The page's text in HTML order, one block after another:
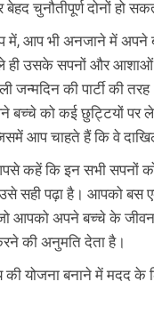
को व्यक्तिगत वित्त के बारे में
चुनौतीपूर्ण दोनों हो
में, आप भी अनजाने में अपने
ही उसके सपनों और
जन्मदिन की पार्टी की
बच्चे को कई छुट्टियों पर ले
आप चाहते हैं कि वे
कहें कि इन सभी सपनों
सही पढ़ा है। आपको बस
आपको अपने बच्चे के
की अनुमति देता है।
योजना बनाने में मदद के